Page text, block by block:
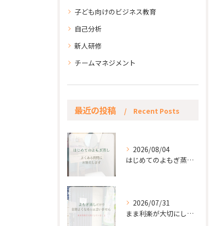
子ども向けのビジネス教育
自己分析
新人研修
チームマネジメント
最近の投稿 Recent Posts
2026/08/04
はじめてのよもぎ蒸し。
2026/07/31
まま利楽が大切にしていること✨